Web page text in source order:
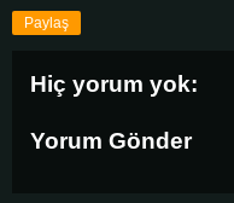
Paylaş
Hiç yorum yok:
Yorum Gönder